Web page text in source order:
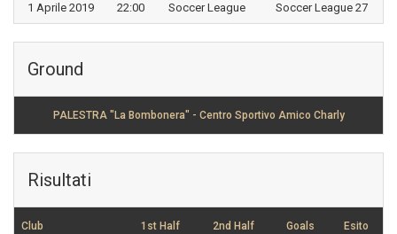
1 Aprile 2019 22:00 Soccer League Soccer League 27
Ground
PALESTRA "La Bombonera" - Centro Sportivo Amico Charly
Risultati
Club 1st Half 2nd Half Goals Esito